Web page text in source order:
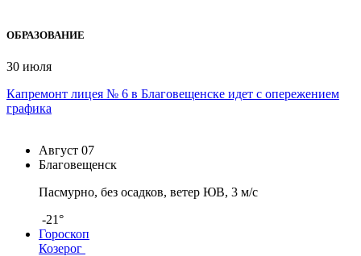
ОБРАЗОВАНИЕ
30 июля
Капремонт лицея № 6 в Благовещенске идет с опережением
графика
Август 07
Благовещенск
Пасмурно, без осадков, ветер ЮВ, 3 м/с
-21°
Гороскоп
Козерог